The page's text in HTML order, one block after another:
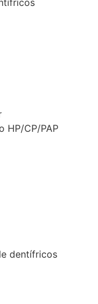
HP/CP/PAP
dentífricos